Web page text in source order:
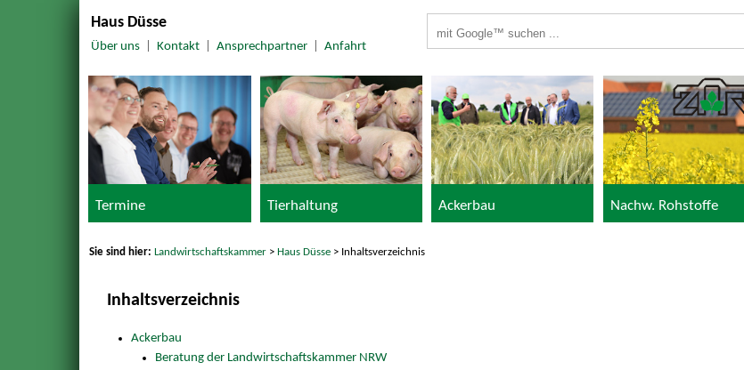
Haus Düsse
Über uns| Kontakt| Ansprechpartner| Anfahrt
Termine Tierhaltung Ackerbau Nachw. Rohstoffe
Sie sind hier:Landwirtschaftskammer >Haus Düsse > Inhaltsverzeichnis
Inhaltsverzeichnis
Ackerbau
Beratung der Landwirtschaftskammer NRW